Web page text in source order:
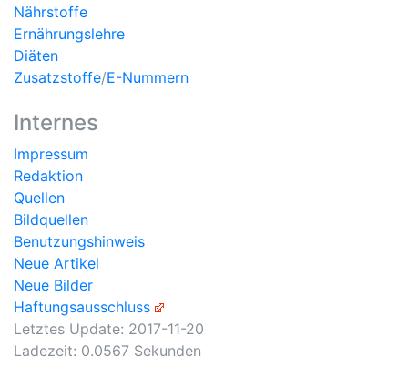
Nährstoffe
Ernährungslehre
Diäten
Zusatzstoffe/E-Nummern
Internes
Impressum
Redaktion
Quellen
Bildquellen
Benutzungshinweis
Neue Artikel
Neue Bilder
Haftungsausschluss
Letztes Update: 2017-11-20
Ladezeit: 0.0567 Sekunden